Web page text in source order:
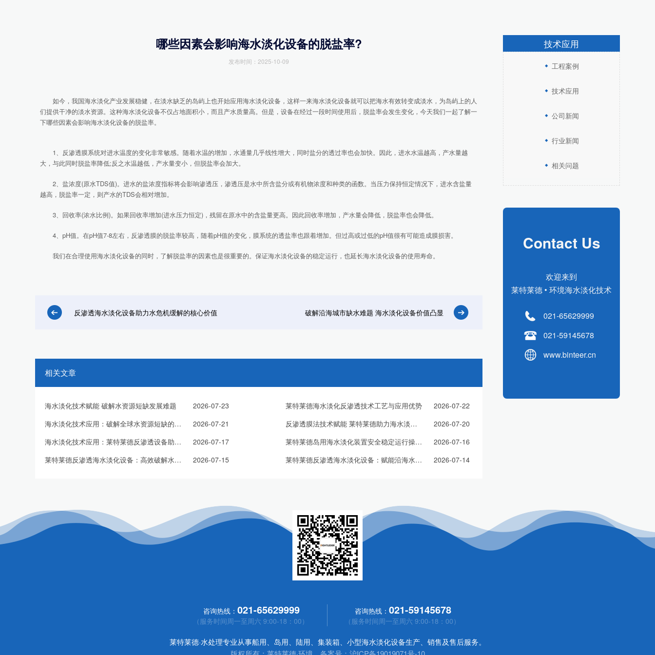
哪些因素会影响海水淡化设备的脱盐率?
发布时间：2025-10-09
如今，我国海水淡化产业发展稳健，在淡水缺乏的岛屿上也开始应用海水淡化设备，这样一来海水淡化设备就可以把海水有效转变成淡水，为岛屿上的人
们提供干净的淡水资源。这种海水淡化设备不仅占地面积小，而且产水质量高。但是，设备在经过一段时间使用后，脱盐率会发生变化，今天我们一起了解一
下哪些因素会影响海水淡化设备的脱盐率。
1、反渗透膜系统对进水温度的变化非常敏感。随着水温的增加，水通量几乎线性增大，同时盐分的透过率也会加快。因此，进水水温越高，产水量越
大，与此同时脱盐率降低;反之水温越低，产水量变小，但脱盐率会加大。
2、盐浓度(原水TDS值)。进水的盐浓度指标将会影响渗透压，渗透压是水中所含盐分或有机物浓度和种类的函数。当压力保持恒定情况下，进水含盐量
越高，脱盐率一定，则产水的TDS会相对增加。
3、回收率(浓水比例)。如果回收率增加(进水压力恒定)，残留在原水中的含盐量更高。因此回收率增加，产水量会降低，脱盐率也会降低。
4、pH值。在pH值7-8左右，反渗透膜的脱盐率较高，随着pH值的变化，膜系统的透盐率也跟着增加。但过高或过低的pH值很有可能造成膜损害。
我们在合理使用海水淡化设备的同时，了解脱盐率的因素也是很重要的。保证海水淡化设备的稳定运行，也延长海水淡化设备的使用寿命。
反渗透海水淡化设备助力水危机缓解的核心价值 破解沿海城市缺水难题 海水淡化设备价值凸显
相关文章
海水淡化技术赋能 破解水资源短缺发展难题 2026-07-23 莱特莱德海水淡化反渗透技术工艺与应用优势
2026-07-22
海水淡化技术应用：破解全球水资源短缺的有效方案
2026-07-21 反渗透膜法技术赋能 莱特莱德助力海水淡化产业高质量发展
2026-07-20
海水淡化技术应用：莱特莱德反渗透设备助力淡水资源扩容
2026-07-17 莱特莱德岛用海水淡化装置安全稳定运行操作规范
2026-07-16
莱特莱德反渗透海水淡化设备：高效破解水资源短缺难题
2026-07-15 莱特莱德反渗透海水淡化设备：赋能沿海水资源高效利用 2026-07-14
技术应用
工程案例
技术应用
公司新闻
行业新闻
相关问题
Contact Us
欢迎来到
莱特莱德 • 环境海水淡化技术
021-65629999
021-59145678
www.binteer.cn
咨询热线： 021-65629999
（服务时间周一至周六 9:00-18：00）
咨询热线： 021-59145678
（服务时间周一至周六 9:00-18：00）
莱特莱德·水处理专业从事船用、岛用、陆用、集装箱、小型海水淡化设备生产、销售及售后服务。